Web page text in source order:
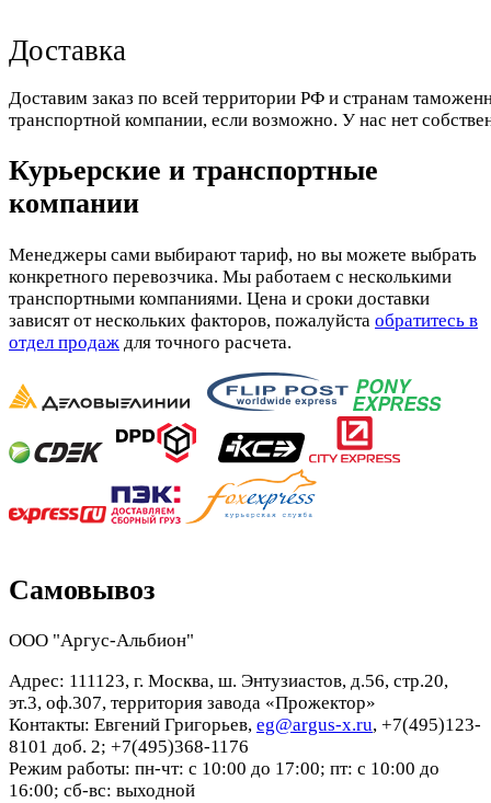
Доставка
Доставим заказ по всей территории РФ и странам
транспортной компании, если возможно. У нас нет
Курьерские и транспортные
компании
Менеджеры сами выбирают тариф, но вы можете выбрать
конкретного перевозчика. Мы работаем с несколькими
транспортными компаниями. Цена и сроки доставки
зависят от нескольких факторов, пожалуйста обратитесь в
отдел продаж для точного расчета.
Самовывоз
ООО "Аргус-Альбион"
Адрес: 111123, г. Москва, ш. Энтузиастов, д.56, стр.20,
эт.3, оф.307, территория завода «Прожектор»
Контакты: Евгений Григорьев, eg@argus-x.ru, +7(495)123-
8101 доб. 2; +7(495)368-1176
Режим работы: пн-чт: с 10:00 до 17:00; пт: с 10:00 до
16:00; сб-вс: выходной